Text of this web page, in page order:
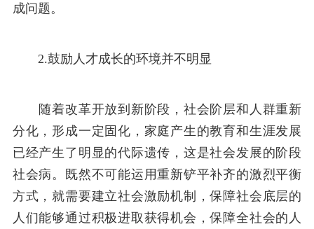
成问题。
2.鼓励人才成长的环境并不明显
随着改革开放到新阶段，社会阶层和人群重新
分化，形成一定固化，家庭产生的教育和生涯发展
已经产生了明显的代际遗传，这是社会发展的阶段
社会病。既然不可能运用重新铲平补齐的激烈平衡
方式，就需要建立社会激励机制，保障社会底层的
人们能够通过积极进取获得机会，保障全社会的人